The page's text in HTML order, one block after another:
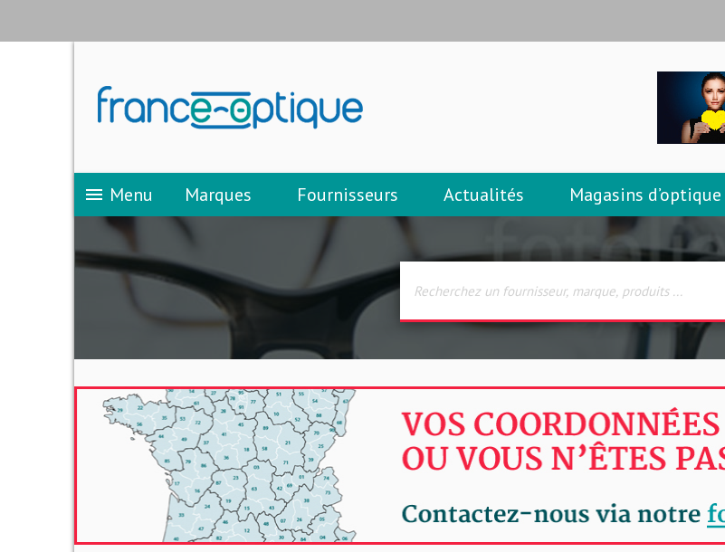
menu Menu Marques Fournisseurs Actualités Magasins d’optique